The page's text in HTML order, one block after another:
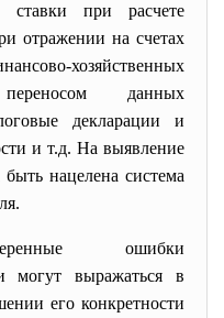
ставки при расчете
отражении на счетах
хозяйственных
данных
декларации и
и т.д. На выявление
нацелена система
ошибки
могут выражаться в
его конкретности